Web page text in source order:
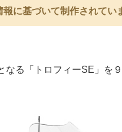
に基づいて制作されてい
なる「トロフィーSE」を